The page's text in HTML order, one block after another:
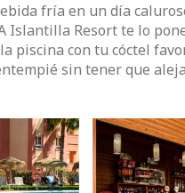
fría en un día
Islantilla Resort te lo
piscina con tu cóctel
sin tener que